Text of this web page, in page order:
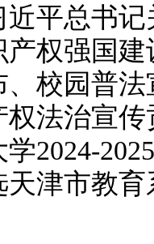
平总书
权强国
校园普
法治宣
2024-
津市教育